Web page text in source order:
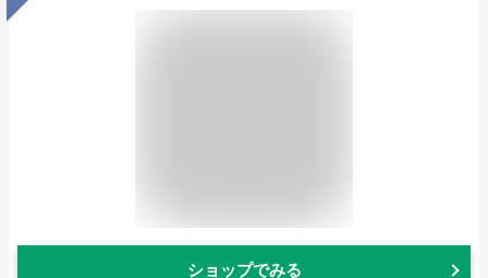
ショップでみる